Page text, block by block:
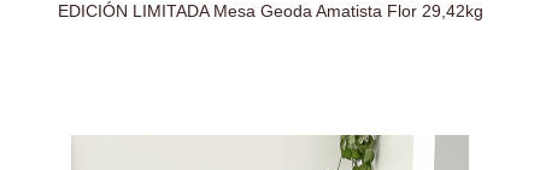
EDICIÓN LIMITADA Mesa Geoda Amatista Flor 29,42kg